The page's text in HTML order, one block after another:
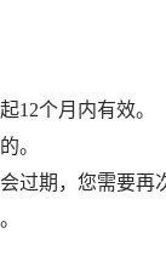
12个月内有效。
。
过期，您需要再